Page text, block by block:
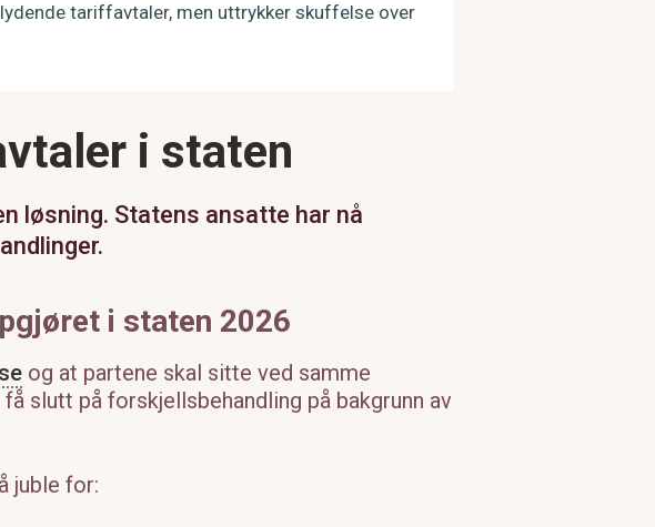
tariffavtaler, men uttrykker skuffelse over
i staten
løsning. Statens ansatte har nå
i staten 2026
og at partene skal sitte ved samme
slutt på forskjellsbehandling på bakgrunn av
juble for: